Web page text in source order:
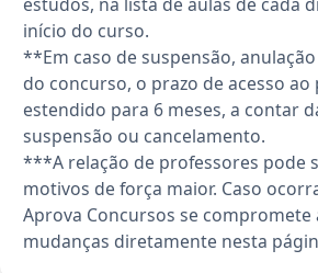
início do curso.
**Em caso de suspensão,
do concurso, o prazo de acesso
estendido para 6 meses, a contar
suspensão ou cancelamento.
***A relação de professores pode
motivos de força maior. Caso
Aprova Concursos se compromete
mudanças diretamente nesta